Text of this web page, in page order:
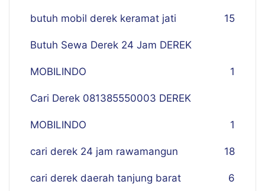
butuh mobil derek keramat jati 15
Butuh Sewa Derek 24 Jam DEREK
MOBILINDO 1
Cari Derek 081385550003 DEREK
MOBILINDO 1
cari derek 24 jam rawamangun 18
cari derek daerah tanjung barat 6